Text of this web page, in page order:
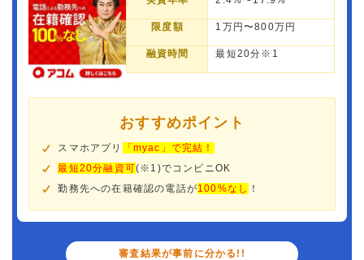
限度額 1万円〜800万円
融資時間 最短20分※1
おすすめポイント
スマホアプリ
「myac」で完結！
最短20分融資可(※1)でコンビニOK
勤務先への在籍確認の電話が100%なし ！
審査結果が事前に分かる!!